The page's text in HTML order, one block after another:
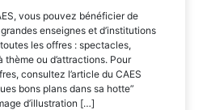
vous pouvez bénéficier de
enseignes et d’institutions
les offres : spectacles,
thème ou d’attractions. Pour
consultez l’article du CAES
bons plans dans sa hotte”
d’illustration […]